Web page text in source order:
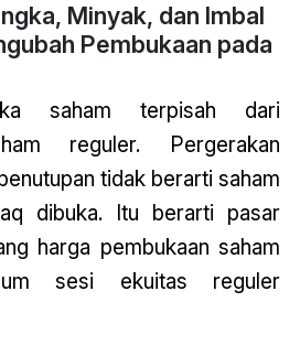
Minyak, dan Imbal
Pembukaan pada
saham terpisah dari
reguler. Pergerakan
tidak berarti saham
dibuka. Itu berarti pasar
harga pembukaan saham
sesi ekuitas reguler